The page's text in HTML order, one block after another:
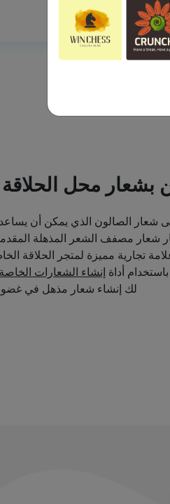
بشعار محل
الصالون الذي يمكن أن
شعار مصفف الشعر المذهلة
تجارية مميزة لمتجر الحلاقة
أداة إنشاء الشعارات الخاصة
لك إنشاء شعار مذهل في